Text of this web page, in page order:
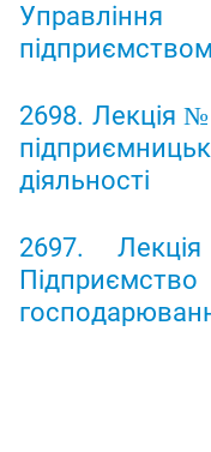
Управління
підприємством
2698. Лекція
діяльності
2697.
Підприємство